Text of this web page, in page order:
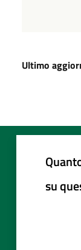
Ultimo
su